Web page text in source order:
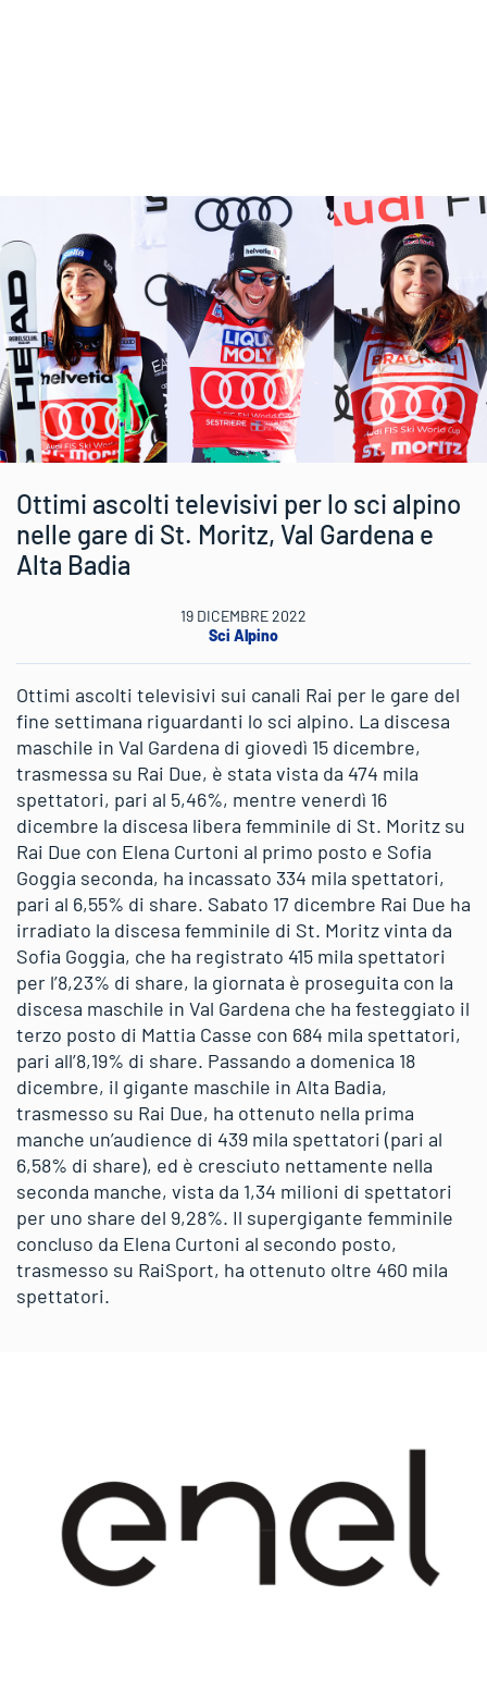
Ottimi ascolti televisivi per lo sci alpino
nelle gare di St. Moritz, Val Gardena e
Alta Badia
19 DICEMBRE 2022
Sci Alpino
Ottimi ascolti televisivi sui canali Rai per le gare del
fine settimana riguardanti lo sci alpino. La discesa
maschile in Val Gardena di giovedì 15 dicembre,
trasmessa su Rai Due, è stata vista da 474 mila
spettatori, pari al 5,46%, mentre venerdì 16
dicembre la discesa libera femminile di St. Moritz su
Rai Due con Elena Curtoni al primo posto e Sofia
Goggia seconda, ha incassato 334 mila spettatori,
pari al 6,55% di share. Sabato 17 dicembre Rai Due ha
irradiato la discesa femminile di St. Moritz vinta da
Sofia Goggia, che ha registrato 415 mila spettatori
per l’8,23% di share, la giornata è proseguita con la
discesa maschile in Val Gardena che ha festeggiato il
terzo posto di Mattia Casse con 684 mila spettatori,
pari all’8,19% di share. Passando a domenica 18
dicembre, il gigante maschile in Alta Badia,
trasmesso su Rai Due, ha ottenuto nella prima
manche un’audience di 439 mila spettatori (pari al
6,58% di share), ed è cresciuto nettamente nella
seconda manche, vista da 1,34 milioni di spettatori
per uno share del 9,28%. Il supergigante femminile
concluso da Elena Curtoni al secondo posto,
trasmesso su RaiSport, ha ottenuto oltre 460 mila
spettatori.